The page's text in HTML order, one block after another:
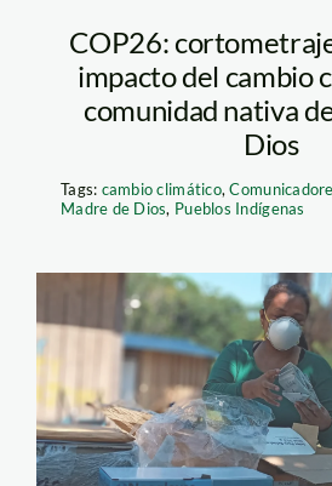
COP26:
impacto del cambio
comunidad nativa
Dios
Tags: cambio climático,
Madre de Dios, Pueblos Indígenas
taller-
indigenas-
2 (1)